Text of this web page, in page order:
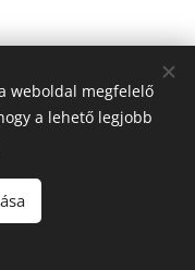
írások, fotók, stb.)
XCIII. törvény
kérjen engedélyt!
weboldal megfelelő
a lehető legjobb